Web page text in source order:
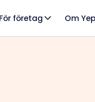
För företag Om